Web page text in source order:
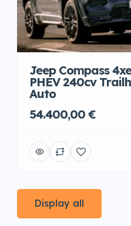
Jeep Compass
PHEV 240cv
Auto
54.400,00 €
Display all